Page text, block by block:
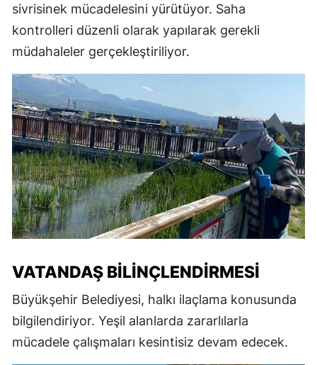
sivrisinek mücadelesini yürütüyor. Saha
kontrolleri düzenli olarak yapılarak gerekli
müdahaleler gerçekleştiriliyor.
VATANDAŞ BILINÇLENDIRMESI
Büyükşehir Belediyesi, halkı ilaçlama konusunda
bilgilendiriyor. Yeşil alanlarda zararlılarla
mücadele çalışmaları kesintisiz devam edecek.